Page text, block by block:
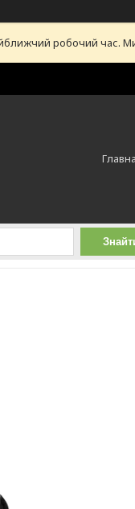
робочий час.